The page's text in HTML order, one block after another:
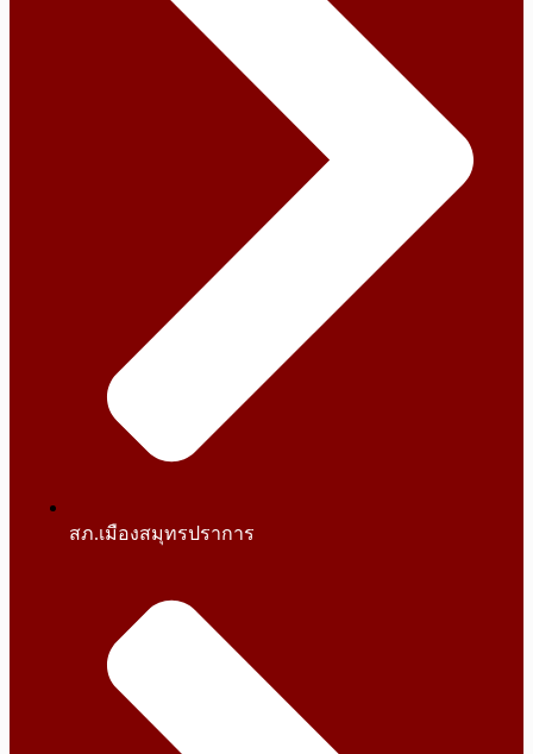
สภ.เมืองสมุทรปราการ